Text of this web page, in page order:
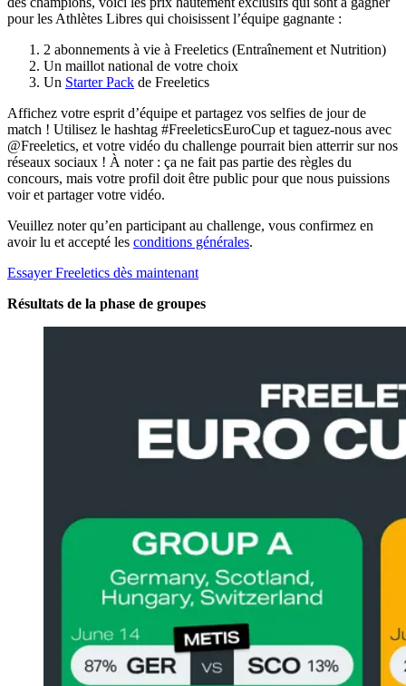
pour les Athlètes Libres qui choisissent l’équipe gagnante :
2 abonnements à vie à Freeletics (Entraînement et Nutrition)
Un maillot national de votre choix
Un Starter Pack de Freeletics
Affichez votre esprit d’équipe et partagez vos selfies de jour de
match ! Utilisez le hashtag #FreeleticsEuroCup et taguez-nous avec
@Freeletics, et votre vidéo du challenge pourrait bien atterrir sur nos
réseaux sociaux ! À noter : ça ne fait pas partie des règles du
concours, mais votre profil doit être public pour que nous puissions
voir et partager votre vidéo.
Veuillez noter qu’en participant au challenge, vous confirmez en
avoir lu et accepté les conditions générales.
Essayer Freeletics dès maintenant
Résultats de la phase de groupes